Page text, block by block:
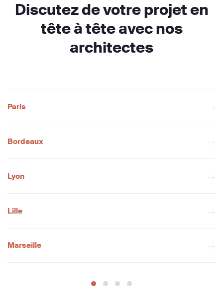
Discutez de votre projet en
tête à tête avec nos
architectes
Paris
Bordeaux
Lyon
Lille
Marseille